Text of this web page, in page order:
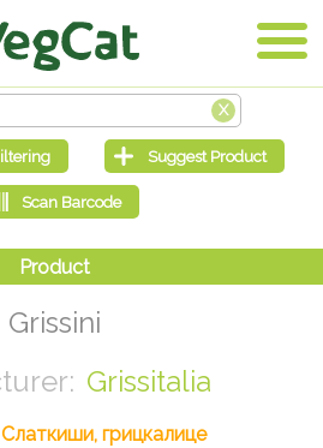
Grissini
Grissitalia
Слаткиши, грицкалице